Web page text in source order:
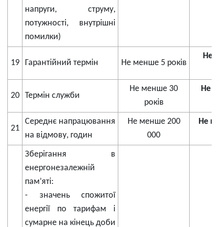
напруги, струму,
потужності, внутрішні
помилки)
19 Гарантійний термін Не менше 5 років
Не
20 Термін служби
Не менше 30
років
Не
21
Середнє напрацювання
на відмову, годин
Не менше 200
000
Не
Зберігання в
енергонезалежній
пам’яті:
- значень спожитої
енергії по тарифам і
сумарне на кінець доби